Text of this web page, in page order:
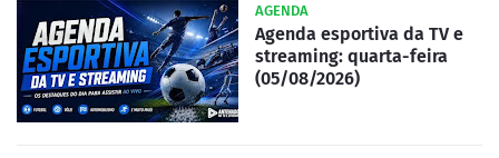
AGENDA
Agenda esportiva da TV e
streaming: quarta-feira
(05/08/2026)